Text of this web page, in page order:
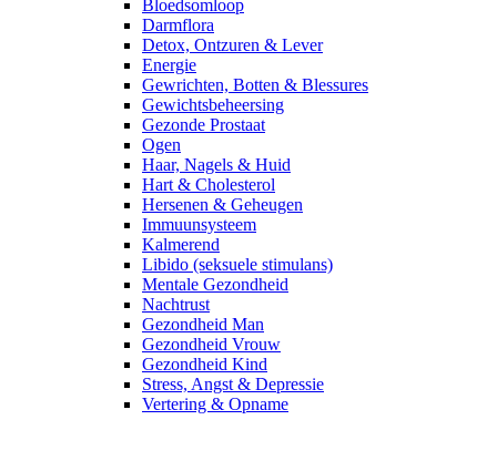
Bloedsomloop
Darmflora
Detox, Ontzuren & Lever
Energie
Gewrichten, Botten & Blessures
Gewichtsbeheersing
Gezonde Prostaat
Ogen
Haar, Nagels & Huid
Hart & Cholesterol
Hersenen & Geheugen
Immuunsysteem
Kalmerend
Libido (seksuele stimulans)
Mentale Gezondheid
Nachtrust
Gezondheid Man
Gezondheid Vrouw
Gezondheid Kind
Stress, Angst & Depressie
Vertering & Opname